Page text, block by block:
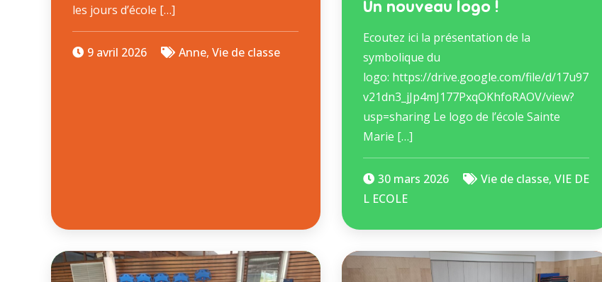
les jours d’école […]
9 avril 2026 Anne, Vie de classe
Un nouveau logo !
Ecoutez ici la présentation de la
symbolique du
logo: https://drive.google.com/file/d/17u97
v21dn3_jJp4mJ177PxqOKhfoRAOV/view?
usp=sharing Le logo de l’école Sainte
Marie […]
30 mars 2026 Vie de classe, VIE DE
L ECOLE